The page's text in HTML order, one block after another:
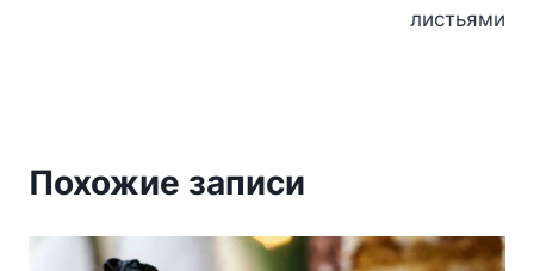
листьями
Похожие записи